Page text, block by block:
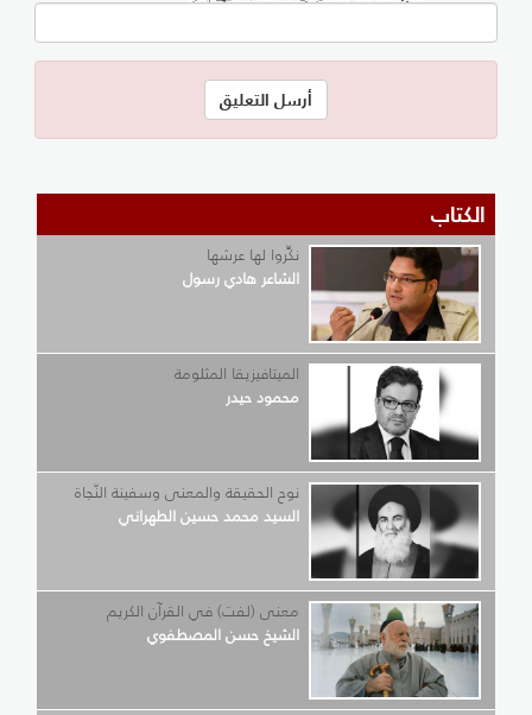
الكتاب
نكِّروا لها عرشها
الشاعر هادي رسول
الميتافيزيقا المثلومة
محمود حيدر
نوح الحقيقة والمعنى وسفينة النّجاة
السيد محمد حسين الطهراني
معنى (لفت) في القرآن الكريم
الشيخ حسن المصطفوي